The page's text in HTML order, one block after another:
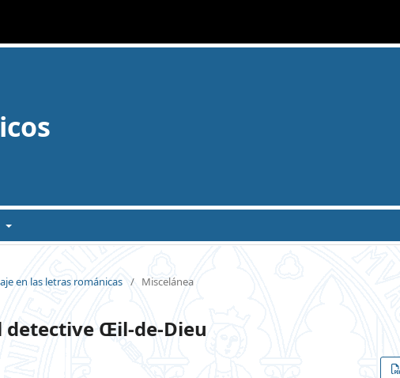
en las letras románicas / Miscelánea
detective Œil-de-Dieu